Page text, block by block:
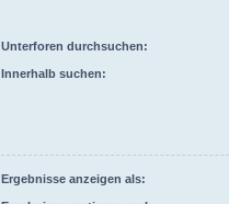
Unterforen durchsuchen:
Innerhalb suchen:
Ergebnisse anzeigen als: